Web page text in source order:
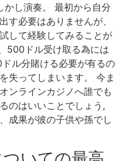
かし演奏。 最初から自分
す必要はありませんが、
して経験してみることが
500ドル受け取る為には
ル分賭ける必要が有るの
失ってしまいます。 今ま
ンラインカジノへ誰でも
のはいいことでしょう,
成果が彼の子供や孫でし